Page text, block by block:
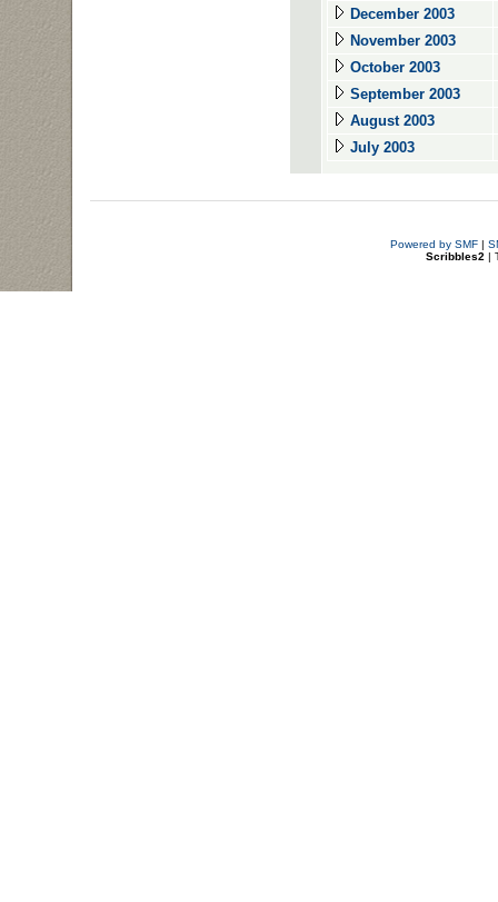
December 2003
November 2003
October 2003
September 2003
August 2003
July 2003
Powered by SMF|
Scribbles2 |